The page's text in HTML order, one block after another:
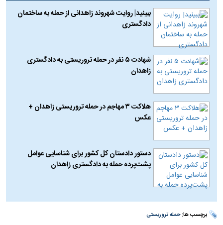
ببینید| روایت شهروند زاهدانی از حمله به ساختمان
دادگستری
شهادت ۵ نفر در حمله تروریستی به دادگستری
زاهدان
هلاکت ۳ مهاجم در حمله تروریستی زاهدان +
عکس
دستور دادستان کل کشور برای شناسایی عوامل
پشت‌پرده حمله به دادگستری زاهدان
برچسب ها:حمله تروریستی